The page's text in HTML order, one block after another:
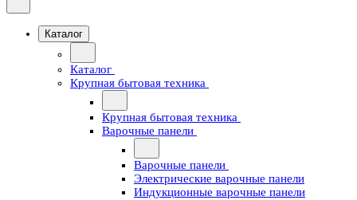
Каталог
Каталог
Крупная бытовая техника
Крупная бытовая техника
Варочные панели
Варочные панели
Электрические варочные панели
Индукционные варочные панели